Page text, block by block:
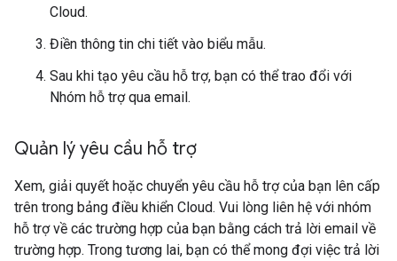
Cloud.
Điền thông tin chi tiết vào biểu mẫu.
Sau khi tạo yêu cầu hỗ trợ, bạn có thể trao đổi với
Nhóm hỗ trợ qua email.
Quản lý yêu cầu hỗ trợ
Xem, giải quyết hoặc chuyển yêu cầu hỗ trợ của bạn lên cấp
trên trong bảng điều khiển Cloud. Vui lòng liên hệ với nhóm
hỗ trợ về các trường hợp của bạn bằng cách trả lời email về
trường hợp. Trong tương lai, bạn có thể mong đợi việc trả lời